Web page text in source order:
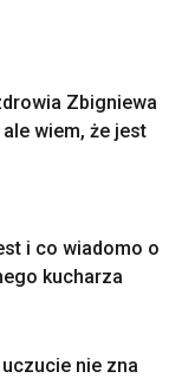
Zbigniewa
ale wiem, że jest
i co wiadomo o
kucharza
nie zna